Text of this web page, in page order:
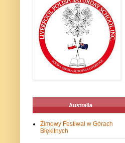
Australia
Zimowy Festiwal w Górach
Błękitnych